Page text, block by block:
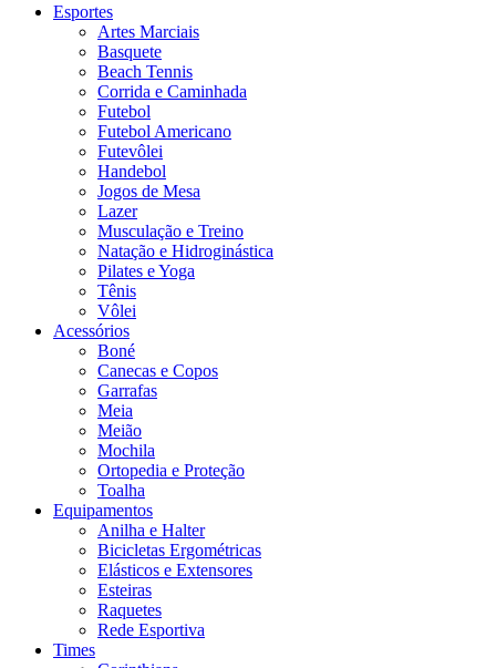
Esportes
Artes Marciais
Basquete
Beach Tennis
Corrida e Caminhada
Futebol
Futebol Americano
Futevôlei
Handebol
Jogos de Mesa
Lazer
Musculação e Treino
Natação e Hidroginástica
Pilates e Yoga
Tênis
Vôlei
Acessórios
Boné
Canecas e Copos
Garrafas
Meia
Meião
Mochila
Ortopedia e Proteção
Toalha
Equipamentos
Anilha e Halter
Bicicletas Ergométricas
Elásticos e Extensores
Esteiras
Raquetes
Rede Esportiva
Times